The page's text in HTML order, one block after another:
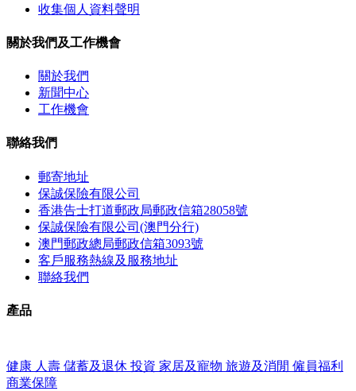
收集個人資料聲明
關於我們及工作機會
關於我們
新聞中心
工作機會
聯絡我們
郵寄地址
保誠保險有限公司
香港告士打道郵政局郵政信箱28058號
保誠保險有限公司(澳門分行)
澳門郵政總局郵政信箱3093號
客戶服務熱線及服務地址
聯絡我們
產品
健康 人壽 儲蓄及退休 投資 家居及寵物 旅遊及消閒 僱員福利
商業保障